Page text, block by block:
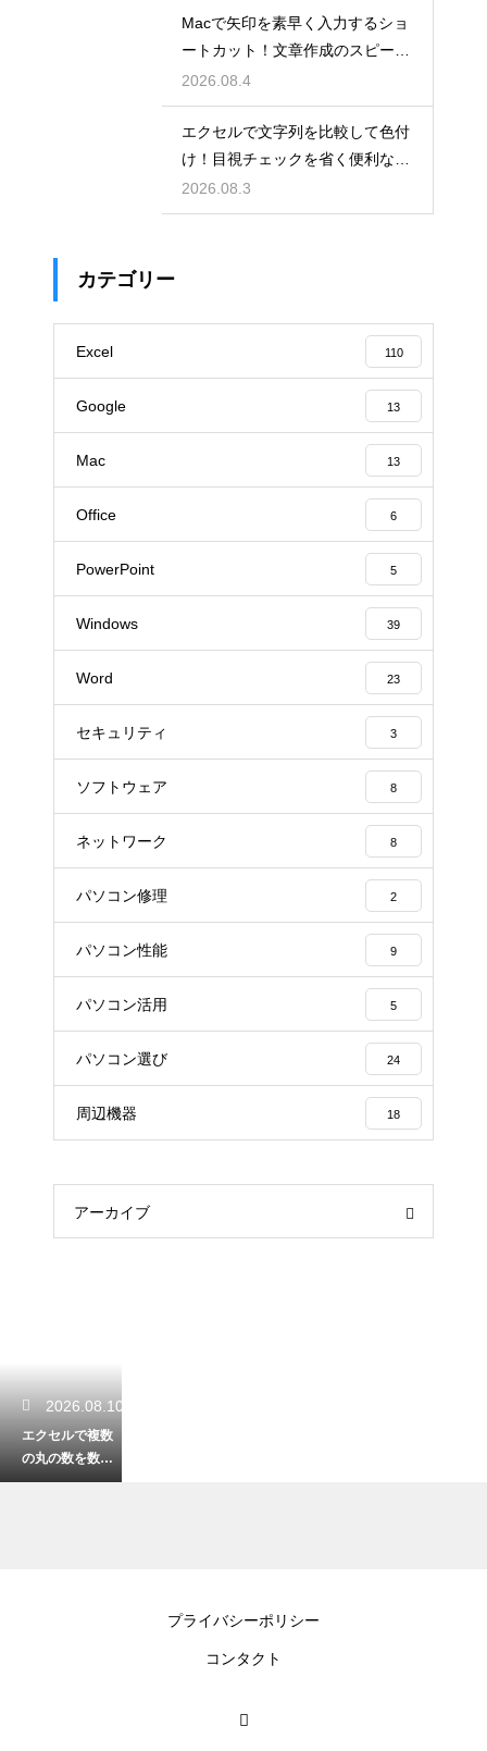
Macで矢印を素早く入力するショ
ートカット！文章作成のスピード
を上げる
2026.08.4
エクセルで文字列を比較して色付
け！目視チェックを省く便利な関
数
2026.08.3
カテゴリー
Excel 110
Google 13
Mac 13
Office 6
PowerPoint 5
Windows 39
Word 23
セキュリティ 3
ソフトウェア 8
ネットワーク 8
パソコン修理 2
パソコン性能 9
パソコン活用 5
パソコン選び 24
周辺機器 18
アーカイブ
2026.08.10
エクセルで複数
の丸の数を数え
る！特定の記号
プライバシーポリシー
コンタクト